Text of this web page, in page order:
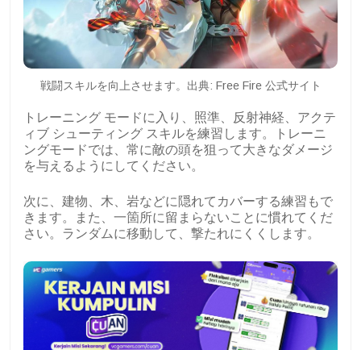
戦闘スキルを向上させます。出典: Free Fire 公式サイト
トレーニング モードに入り、照準、反射神経、アクテ
ィブ シューティング スキルを練習します。トレーニ
ングモードでは、常に敵の頭を狙って大きなダメージ
を与えるようにしてください。
次に、建物、木、岩などに隠れてカバーする練習もで
きます。また、一箇所に留まらないことに慣れてくだ
さい。ランダムに移動して、撃たれにくくします。